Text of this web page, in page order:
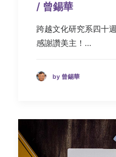
/ 曾錫華
跨越文化研究系四十
感謝讚美主！…
by 曾錫華